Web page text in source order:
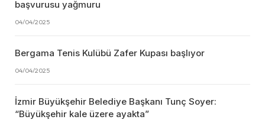
başvurusu yağmuru
04/04/2025
Bergama Tenis Kulübü Zafer Kupası başlıyor
04/04/2025
İzmir Büyükşehir Belediye Başkanı Tunç Soyer:
“Büyükşehir kale üzere ayakta”